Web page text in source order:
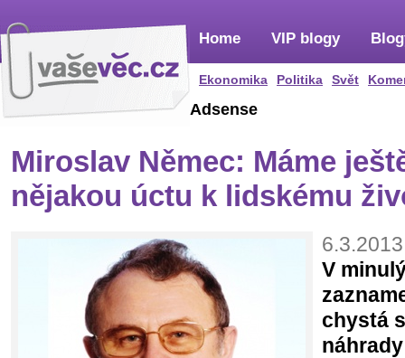
Home
Ekonomika Politika Svět
VIP blogy
Adsense
Miroslav Němec: Máme
nějakou úctu k lidskému
V
chystá